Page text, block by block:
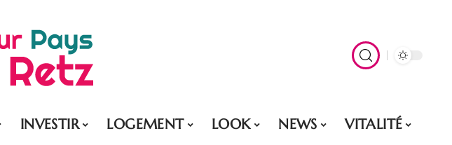
INVESTIR LOGEMENT LOOK NEWS
VITALITÉ